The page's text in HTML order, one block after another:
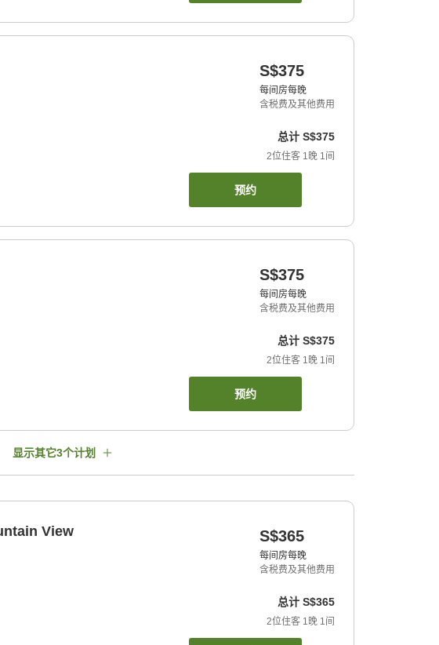
S$375
每间房每晚
含税费及其他费用
总计 S$375
2位住客 1晚 1间
预约
S$375
每间房每晚
含税费及其他费用
总计 S$375
2位住客 1晚 1间
预约
显示其它3个计划
View S$365
每间房每晚
含税费及其他费用
总计 S$365
2位住客 1晚 1间